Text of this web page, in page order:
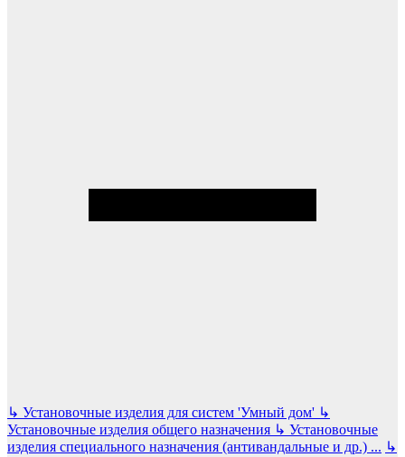
↳ Установочные изделия для систем 'Умный дом' ↳
Установочные изделия общего назначения ↳ Установочные
изделия специального назначения (антивандальные и др.) ... ↳